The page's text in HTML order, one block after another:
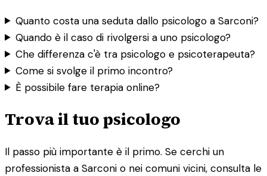
Quanto costa una seduta dallo psicologo a Sarconi?
Quando è il caso di rivolgersi a uno psicologo?
Che differenza c'è tra psicologo e psicoterapeuta?
Come si svolge il primo incontro?
È possibile fare terapia online?
Trova il tuo psicologo
Il passo più importante è il primo. Se cerchi un
professionista a Sarconi o nei comuni vicini, consulta le